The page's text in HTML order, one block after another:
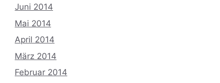
Juni 2014
Mai 2014
April 2014
März 2014
Februar 2014